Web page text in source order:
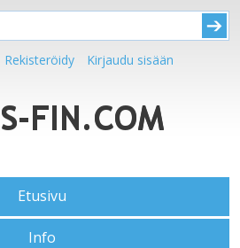
Rekisteröidy Kirjaudu sisään
Etusivu
Info